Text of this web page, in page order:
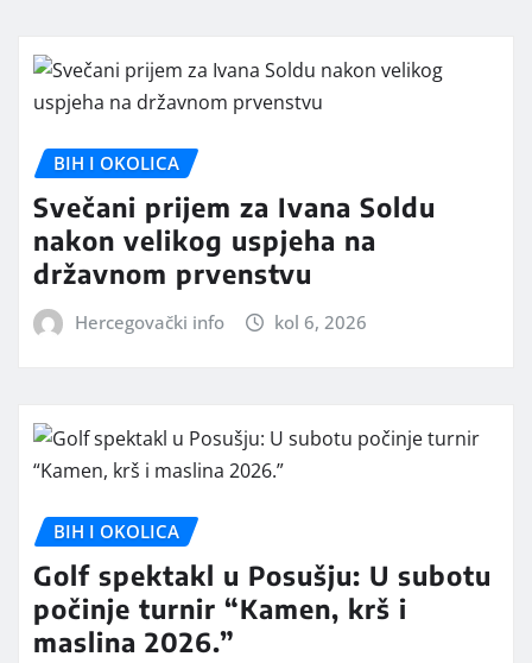
BIH I OKOLICA
Svečani prijem za Ivana Soldu
nakon velikog uspjeha na
državnom prvenstvu
Hercegovački info kol 6, 2026
BIH I OKOLICA
Golf spektakl u Posušju: U subotu
počinje turnir “Kamen, krš i
maslina 2026.”